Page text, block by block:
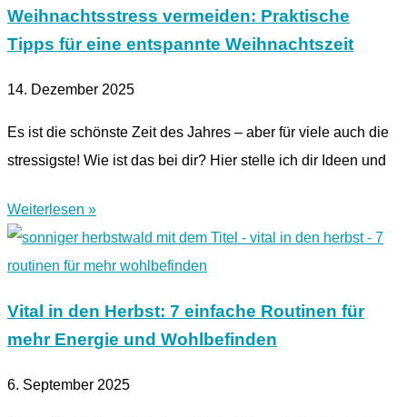
Weihnachtsstress vermeiden: Praktische
Tipps für eine entspannte Weihnachtszeit
14. Dezember 2025
Es ist die schönste Zeit des Jahres – aber für viele auch die
stressigste! Wie ist das bei dir? Hier stelle ich dir Ideen und
Weiterlesen »
Vital in den Herbst: 7 einfache Routinen für
mehr Energie und Wohlbefinden
6. September 2025